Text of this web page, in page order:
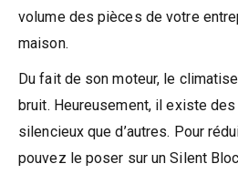
volume des pièces de votre
maison.
Du fait de son moteur, le
bruit. Heureusement, il existe
silencieux que d’autres. Pour
pouvez le poser sur un Silent